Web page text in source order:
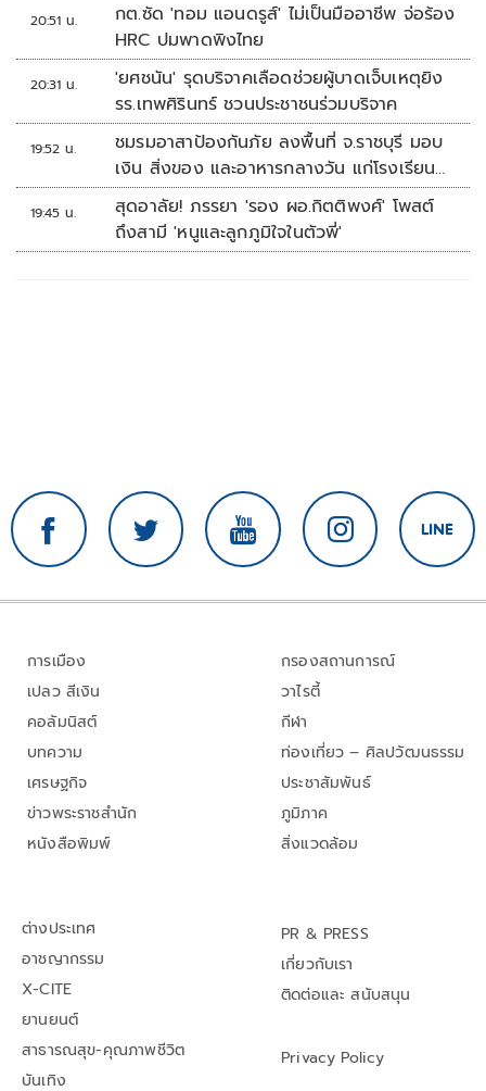
20:51 น.
กต.ซัด 'ทอม แอนดรูส์' ไม่เป็นมืออาชีพ จ่อร้อง
HRC ปมพาดพิงไทย
20:31 น.
'ยศชนัน' รุดบริจาคเลือดช่วยผู้บาดเจ็บเหตุยิง
รร.เทพศิรินทร์ ชวนประชาชนร่วมบริจาค
19:52 น.
ชมรมอาสาป้องกันภัย ลงพื้นที่ จ.ราชบุรี มอบ
เงิน สิ่งของ และอาหารกลางวัน แก่โรงเรียน
บ้านหนองน้ำใส
19:45 น.
สุดอาลัย! ภรรยา 'รอง ผอ.กิตติพงศ์' โพสต์
ถึงสามี 'หนูและลูกภูมิใจในตัวพี่'
การเมือง
เปลว สีเงิน
คอลัมนิสต์
บทความ
เศรษฐกิจ
ข่าวพระราชสำนัก
หนังสือพิมพ์
กรองสถานการณ์
วาไรตี้
กีฬา
ท่องเที่ยว – ศิลปวัฒนธรรม
ประชาสัมพันธ์
ภูมิภาค
สิ่งแวดล้อม
ต่างประเทศ
อาชญากรรม
X-CITE
ยานยนต์
สาธารณสุข-คุณภาพชีวิต
บันเทิง
PR & PRESS
เกี่ยวกับเรา
ติดต่อและ สนับสนุน
Privacy Policy